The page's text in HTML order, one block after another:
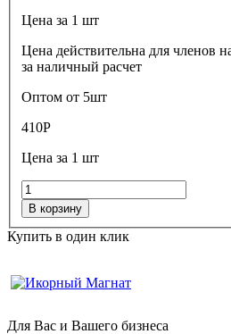
Цена за 1 шт
Цена действительна для членов
за наличный расчет
Оптом от 5шт
410Р
Цена за 1 шт
В корзину
Купить в один клик
Для Вас и Вашего бизнеса